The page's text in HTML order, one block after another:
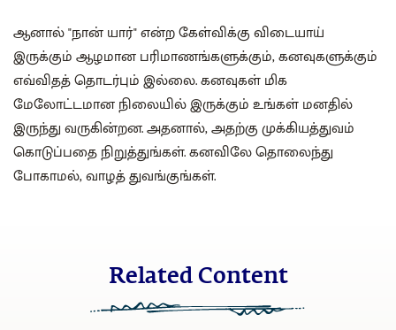
ஆனால் "நான் யார்" என்ற கேள்விக்கு விடையாய்
இருக்கும் ஆழமான பரிமாணங்களுக்கும், கனவுகளுக்கும்
எவ்விதத் தொடர்பும் இல்லை. கனவுகள் மிக
மேலோட்டமான நிலையில் இருக்கும் உங்கள் மனதில்
இருந்து வருகின்றன. அதனால், அதற்கு முக்கியத்துவம்
கொடுப்பதை நிறுத்துங்கள். கனவிலே தொலைந்து
போகாமல், வாழத் துவங்குங்கள்.
Related Content